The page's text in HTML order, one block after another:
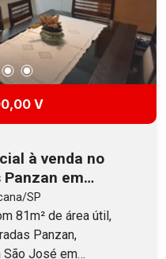
V
à venda no
em
SP
81m² de área útil,
Panzan,
São José em